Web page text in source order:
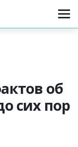
об
сих пор